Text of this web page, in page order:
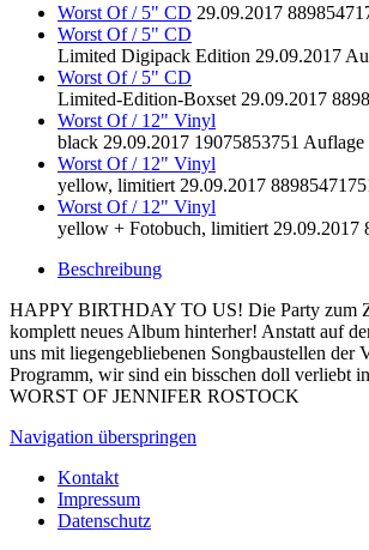
Worst Of / 5" CD 29.09.2017
Worst Of / 5" CD
Limited Digipack Edition 29.09.2017
Worst Of / 5" CD
Limited-Edition-Boxset 29.09.2017
Worst Of / 12" Vinyl
black 29.09.2017 19075853751 Auflage
Worst Of / 12" Vinyl
yellow, limitiert 29.09.2017
Worst Of / 12" Vinyl
yellow + Fotobuch, limitiert 29.09.2017
Beschreibung
HAPPY BIRTHDAY TO US! Die Party zum
komplett neues Album hinterher! Anstatt auf
uns mit liegengebliebenen Songbaustellen
Programm, wir sind ein bisschen doll verliebt
WORST OF JENNIFER ROSTOCK
Navigation überspringen
Kontakt
Impressum
Datenschutz